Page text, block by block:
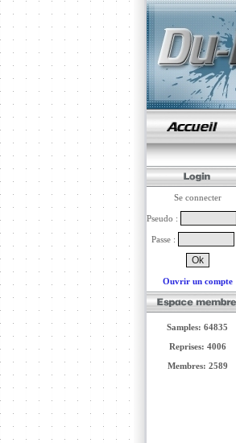
Se connecter
Pseudo :
Passe :
Ouvrir un compte
Samples: 64835
Reprises: 4006
Membres: 2589